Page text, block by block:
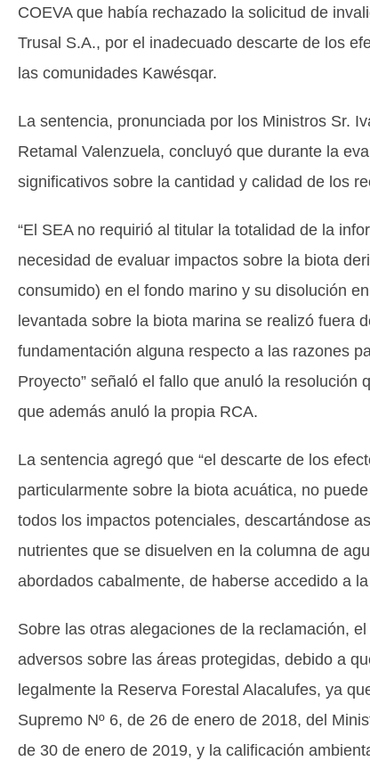
COEVA que había rechazado la solicitud de
Trusal S.A., por el inadecuado descarte de los
las comunidades Kawésqar.
La sentencia, pronunciada por los Ministros Sr.
Retamal Valenzuela, concluyó que durante la
significativos sobre la cantidad y calidad de los
“El SEA no requirió al titular la totalidad de la
necesidad de evaluar impactos sobre la biota
consumido) en el fondo marino y su disolución
levantada sobre la biota marina se realizó fuera
fundamentación alguna respecto a las razones
Proyecto” señaló el fallo que anuló la
que además anuló la propia RCA.
La sentencia agregó que “el descarte de los
particularmente sobre la biota acuática, no
todos los impactos potenciales, descartándose
nutrientes que se disuelven en la columna de
abordados cabalmente, de haberse accedido a
Sobre las otras alegaciones de la reclamación,
adversos sobre las áreas protegidas, debido a
legalmente la Reserva Forestal Alacalufes, ya
Supremo Nº 6, de 26 de enero de 2018, del
de 30 de enero de 2019, y la calificación